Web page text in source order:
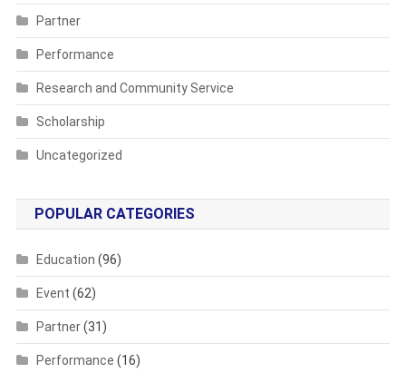
Partner
Performance
Research and Community Service
Scholarship
Uncategorized
POPULAR CATEGORIES
Education (96)
Event (62)
Partner(31)
Performance (16)